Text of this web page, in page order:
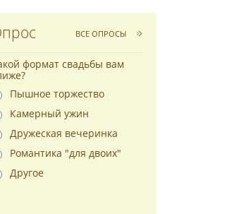
ВСЕ ОПРОСЫ
формат свадьбы вам
Пышное торжество
Камерный ужин
Дружеская вечеринка
Романтика "для двоих"
Другое